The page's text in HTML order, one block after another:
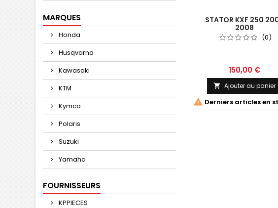
MARQUES
Honda
Husqvarna
Kawasaki
KTM
Kymco
Polaris
Suzuki
Yamaha
FOURNISSEURS
KPPIECES
STATOR KXF 250
2008
(0)
150,00 €
 Ajouter au panier
 Derniers articles en